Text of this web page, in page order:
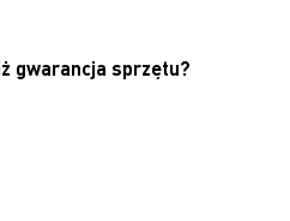
gwarancja sprzętu?